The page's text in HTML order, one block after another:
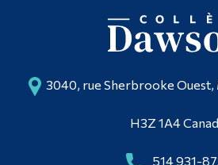
3040, rue Sherbrooke
H3Z 1A4
514 931-